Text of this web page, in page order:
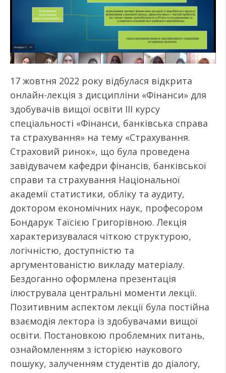
17 жовтня 2022 року відбулася відкрита
онлайн-лекція з дисципліни «Фінанси» для
здобувачів вищої освіти ІІІ курсу
спеціальності «Фінанси, банківська справа
та страхування» на тему «Страхування.
Страховий ринок», що була проведена
завідувачем кафедри фінансів, банківської
справи та страхування Національної
академії статистики, обліку та аудиту,
доктором економічних наук, професором
Бондарук Таїсією Григорівною. Лекція
характеризувалася чіткою структурою,
логічністю, доступністю та
аргументованістю викладу матеріалу.
Бездоганно оформлена презентація
ілюструвала центральні моменти лекції.
Позитивним аспектом лекції була постійна
взаємодія лектора із здобувачами вищої
освіти. Постановкою проблемних питань,
ознайомленням з історією наукового
пошуку, залученням студентів до діалогу,